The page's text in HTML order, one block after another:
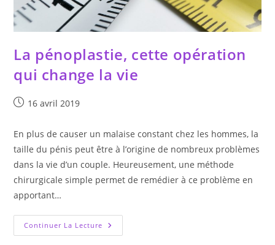
La pénoplastie, cette opération
qui change la vie
Publication
16 avril 2019
En plus de causer un malaise constant chez les hommes, la
taille du pénis peut être à l’origine de nombreux problèmes
dans la vie d’un couple. Heureusement, une méthode
chirurgicale simple permet de remédier à ce problème en
apportant…
Continuer La Lecture La
Pénoplastie,